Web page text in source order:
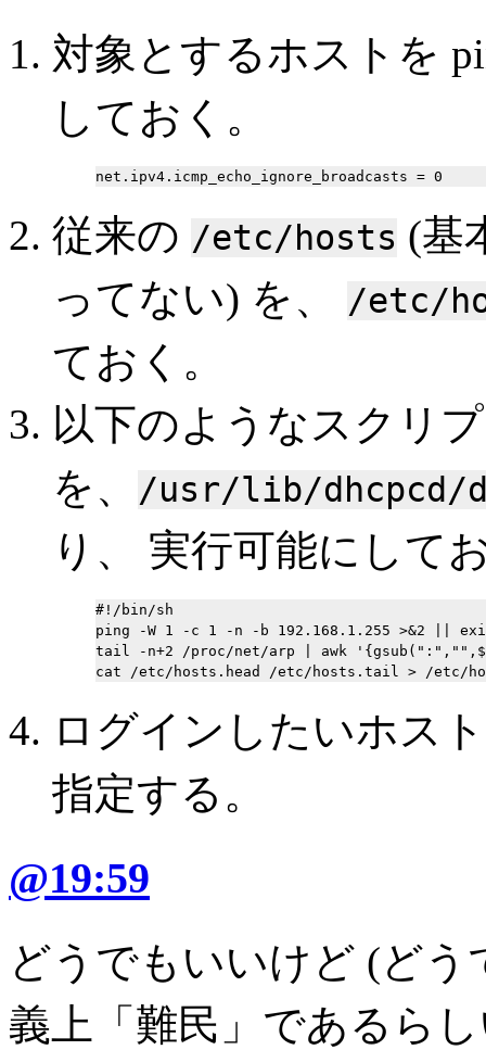
対象とするホストを
しておく。
従来の /etc/hosts (基
ってない) を、
/etc/
ておく。
以下のようなスクリ
を、
/usr/lib/dhcpcd/
り、 実行可能にして
#!/bin/sh
ping -W 1 -c 1 -n -b 192.168.1.255 >&2 ||
tail -n+2 /proc/net/arp | awk
ログインしたいホス
指定する。
@19:59
どうでもいいけど (ど
義上「難民」であるら